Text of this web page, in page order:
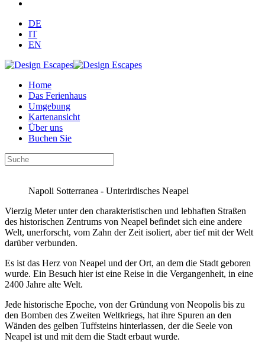
DE
IT
EN
Home
Das Ferienhaus
Umgebung
Kartenansicht
Über uns
Buchen Sie
Napoli Sotterranea - Unterirdisches Neapel
Vierzig Meter unter den charakteristischen und lebhaften Straßen
des historischen Zentrums von Neapel befindet sich eine andere
Welt, unerforscht, vom Zahn der Zeit isoliert, aber tief mit der Welt
darüber verbunden.
Es ist das Herz von Neapel und der Ort, an dem die Stadt geboren
wurde. Ein Besuch hier ist eine Reise in die Vergangenheit, in eine
2400 Jahre alte Welt.
Jede historische Epoche, von der Gründung von Neopolis bis zu
den Bomben des Zweiten Weltkriegs, hat ihre Spuren an den
Wänden des gelben Tuffsteins hinterlassen, der die Seele von
Neapel ist und mit dem die Stadt erbaut wurde.